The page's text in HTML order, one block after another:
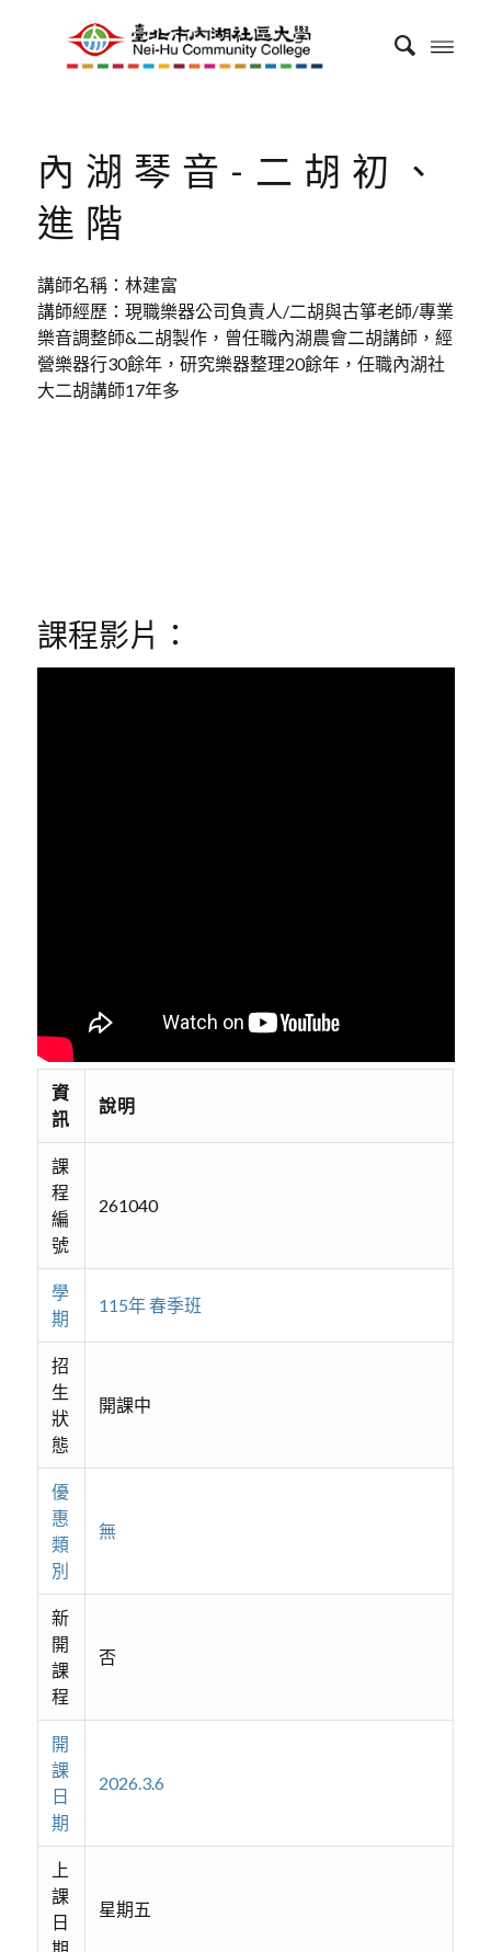
內湖琴音-二胡初、
進階
講師名稱：林建富
講師經歷：現職樂器公司負責人/二胡與古箏老師/專業
樂音調整師&二胡製作，曾任職內湖農會二胡講師，經
營樂器行30餘年，研究樂器整理20餘年，任職內湖社
大二胡講師17年多
課程影片：
資
訊
說明
課
程
編
號
261040
學
期
115年 春季班
招
生
狀
態
開課中
優
惠
類
別
無
新
開
課
程
否
開
課
日
期
2026.3.6
上
課
日
星期五